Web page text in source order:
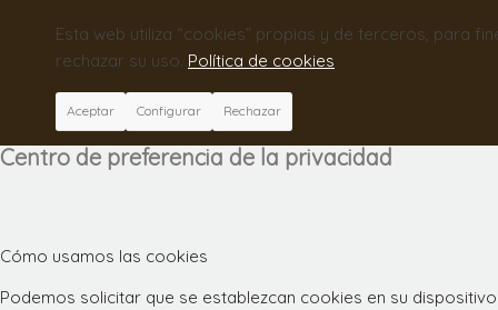
Esta web utiliza “cookies” propias y de terceros, para
rechazar su uso. Política de cookies
Aceptar Configurar Rechazar
Centro de preferencia de la privacidad
Cómo usamos las cookies
Podemos solicitar que se establezcan cookies en su